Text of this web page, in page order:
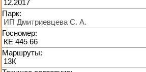
12.2017
Парк:
ИП Дмитриевцева С. А.
Госномер:
КЕ 445 66
Маршруты:
13К